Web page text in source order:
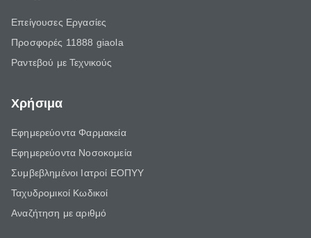
Επείγουσες Εργασίες
Προσφορές 11888 giaola
Ραντεβού με Τεχνικούς
Χρήσιμα
Εφημερεύοντα Φαρμακεία
Εφημερεύοντα Νοσοκομεία
Συμβεβλημένοι Ιατροί ΕΟΠΥΥ
Ταχυδρομικοί Κωδικοί
Αναζήτηση με αριθμό